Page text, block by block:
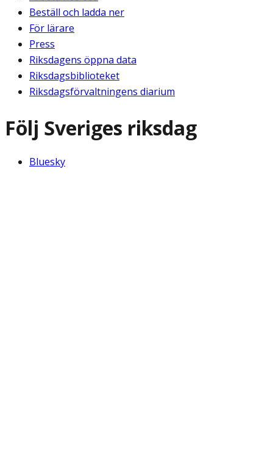
Beställ och ladda ner
För lärare
Press
Riksdagens öppna data
Riksdagsbiblioteket
Riksdagsförvaltningens diarium
Följ Sveriges riksdag
Bluesky